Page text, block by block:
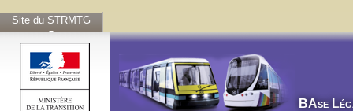
Site du STRMTG
BAse L